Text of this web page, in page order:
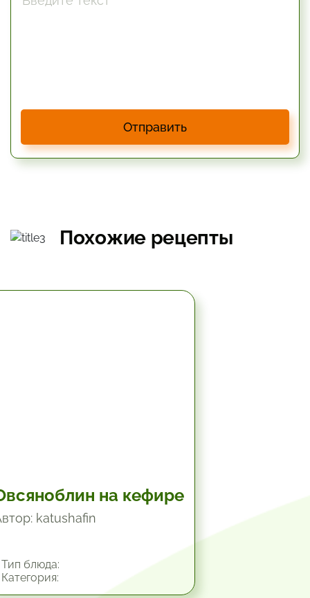
Отправить
Похожие рецепты
на кефире
katushafin
блюда: